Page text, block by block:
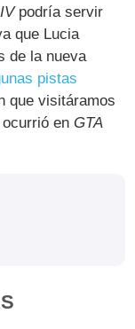
podría servir
que Lucia
de la nueva
pistas
que visitáramos
ocurrió enGTA